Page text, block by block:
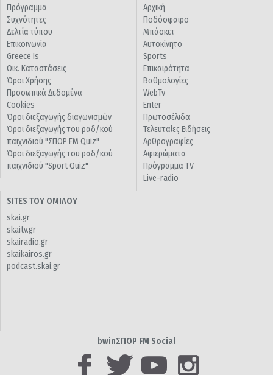
Πρόγραμμα
Συχνότητες
Δελτία τύπου
Επικοινωνία
Greece Is
Οικ. Καταστάσεις
Όροι Χρήσης
Προσωπικά Δεδομένα
Cookies
Όροι διεξαγωγής διαγωνισμών
Όροι διεξαγωγής του ραδ/κού
παιχνιδιού "ΣΠΟΡ FM Quiz"
Όροι διεξαγωγής του ραδ/κού
παιχνιδιού "Sport Quiz"
Αρχική
Ποδόσφαιρο
Μπάσκετ
Αυτοκίνητο
Sports
Επικαιρότητα
Βαθμολογίες
WebTv
Enter
Πρωτοσέλιδα
Τελευταίες Ειδήσεις
Αρθρογραφίες
Αφιερώματα
Πρόγραμμα TV
Live-radio
SITES ΤΟΥ ΟΜΙΛΟΥ
skai.gr
skaitv.gr
skairadio.gr
skaikairos.gr
podcast.skai.gr
bwinΣΠΟΡ FM Social